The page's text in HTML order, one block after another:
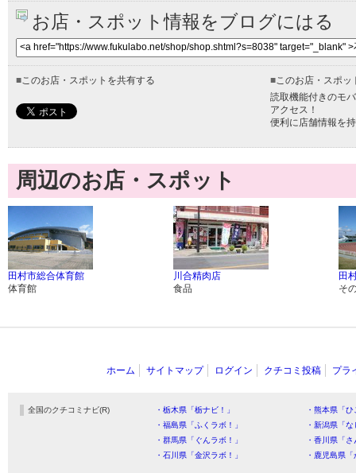
お店・スポット情報をブログにはる
■ このお店・スポットを共有する ■ このお店・スポ
読取機能付きのモ
アクセス！
便利に店舗情報を
周辺のお店・スポット
田村市総合体育館
体育館
川合精肉店
食品
田
そ
ホーム サイトマップ ログイン クチコミ投稿 プラ
全国のクチコミナビ(R) ・栃木県「栃ナビ！」
・熊本県「
・福島県「ふくラボ！」
・新潟県「
・群馬県「ぐんラボ！」
・香川県「
・石川県「金沢ラボ！」
・鹿児島県